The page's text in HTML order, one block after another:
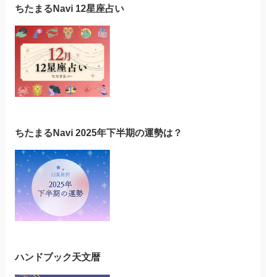
ちたまるNavi 12星座占い
ちたまるNavi 2025年下半期の運勢は？
ハンドブック天文暦